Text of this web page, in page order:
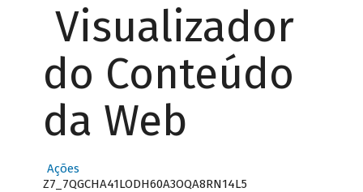
Visualizador
do Conteúdo
da Web
Ações
Z7_7QGCHA41LODH60A3OQA8RN14L5